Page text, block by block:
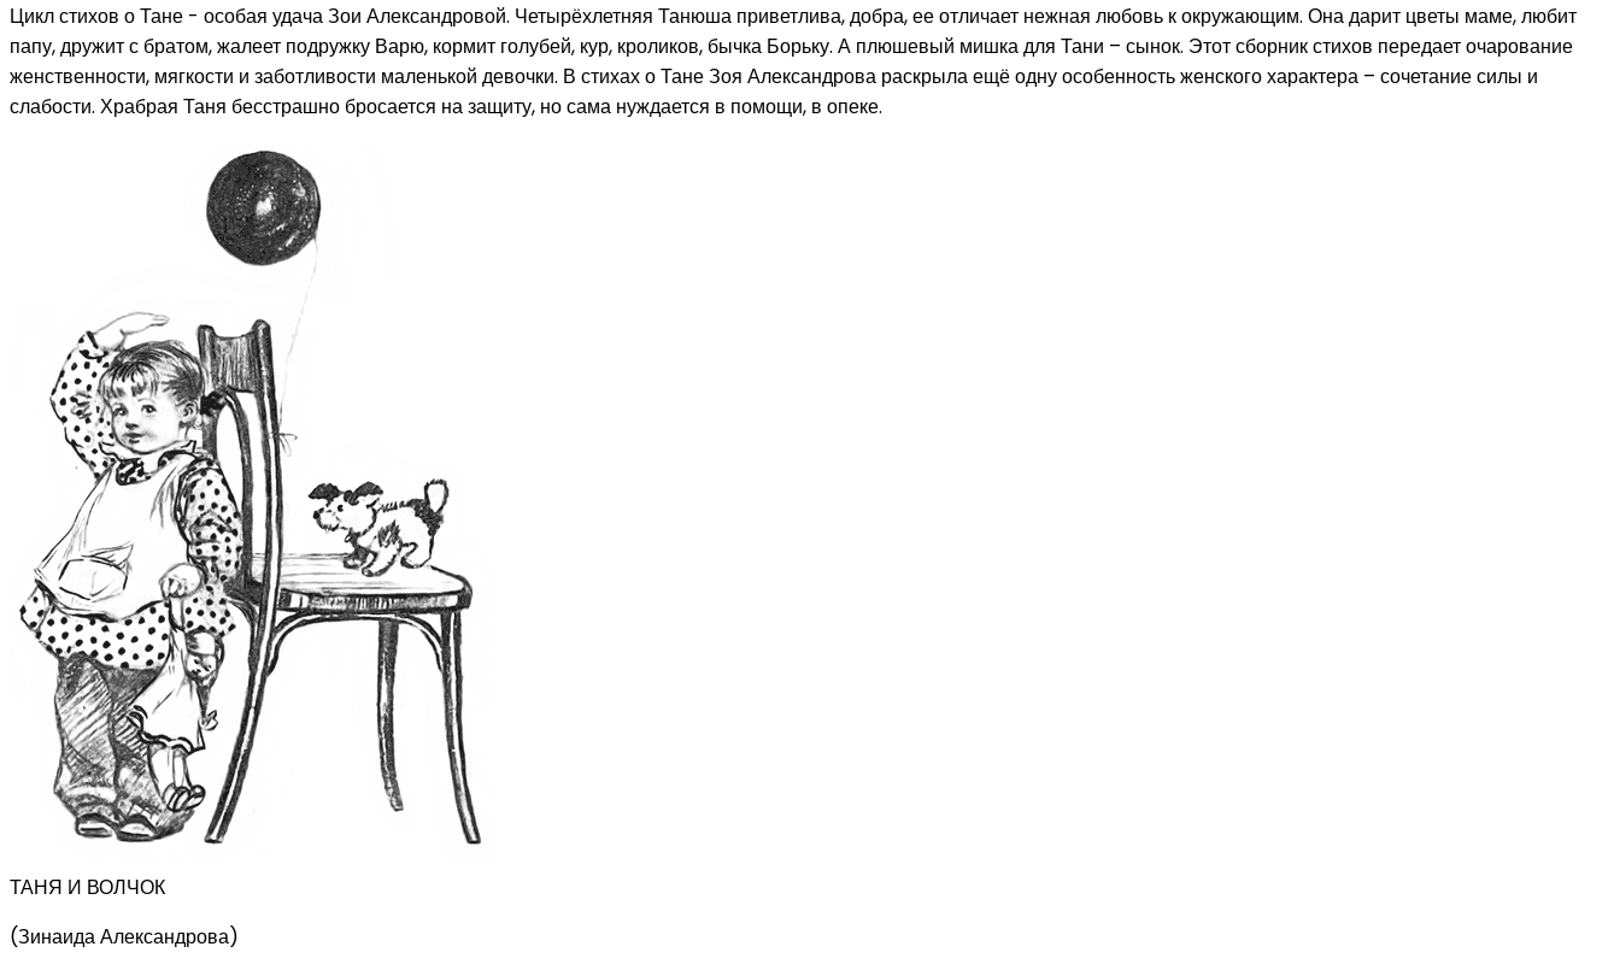
Цикл стихов о Тане - особая удача Зои Александровой. Четырёхлетняя Танюша приветлива, добра, ее отличает нежная любовь к окружающим. Она дарит цветы маме, любит
папу, дружит с братом, жалеет подружку Варю, кормит голубей, кур, кроликов, бычка Борьку. А плюшевый мишка для Тани – сынок. Этот сборник стихов передает очарование
женственности, мягкости и заботливости маленькой девочки. В стихах о Тане Зоя Александрова раскрыла ещё одну особенность женского характера – сочетание силы и
слабости. Храбрая Таня бесстрашно бросается на защиту, но сама нуждается в помощи, в опеке.
ТАНЯ И ВОЛЧОК
(Зинаида Александрова)